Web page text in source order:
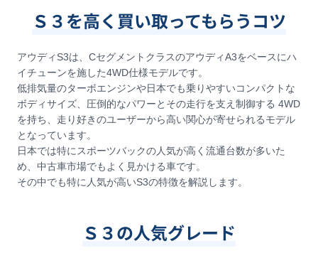
Ｓ３を高く買い取ってもらうコツ
アウディS3は、CセグメントクラスのアウディA3をベースにハ
イチューンを施した4WD仕様モデルです。
低排気量のターボエンジンや日本でも乗りやすいコンパクトな
ボディサイズ、圧倒的なパワーとその走行を支え制御する 4WD
を持ち、走り好きのユーザーから高い関心が寄せられるモデル
となっています。
日本では特にスポーツバックの人気が高く流通台数が多いた
め、中古車市場でもよく見かける車です。
その中でも特に人気が高いS3の特徴を解説します。
Ｓ３の人気グレード